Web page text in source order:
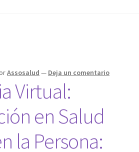
Assosalud — Deja un comentario
Virtual:
en Salud
la Persona: